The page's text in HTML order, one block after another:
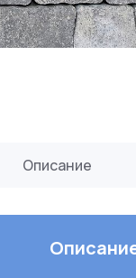
Описание